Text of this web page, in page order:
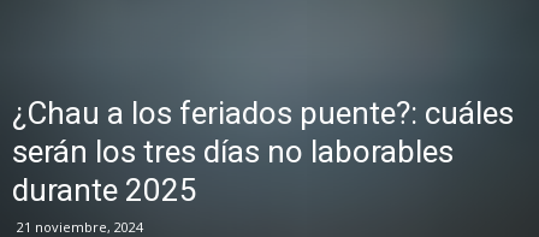
¿Chau a los feriados puente?: cuáles
serán los tres días no laborables
durante 2025
21 noviembre, 2024